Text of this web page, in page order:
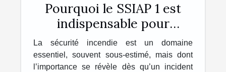
Pourquoi le SSIAP 1 est
indispensable pour
travailler dans la sécurité
incendie ?
La sécurité incendie est un domaine
essentiel, souvent sous-estimé, mais dont
l’importance se révèle dès qu’un incident